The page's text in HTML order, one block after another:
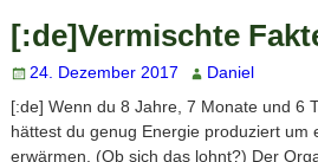
[:de]Vermischte
24. Dezember 2017
Daniel
[:de] Wenn du 8 Jahre, 7 Monate und 6
hättest du genug Energie produziert um
erwärmen. (Ob sich das lohnt?) Der